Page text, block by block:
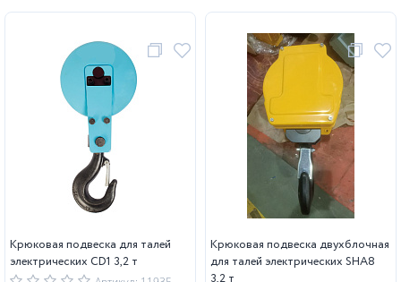
Крюковая подвеска для талей
электрических CD1 3,2 т
Крюковая подвеска двухблочная
для талей электрических SHA8